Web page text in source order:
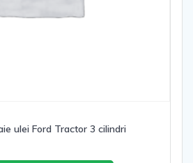
ulei Ford Tractor 3 cilindri